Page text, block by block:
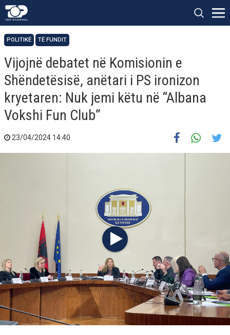
POLITIKË TË FUNDIT
Vijojnë debatet në Komisionin e
Shëndetësisë, anëtari i PS ironizon
kryetaren: Nuk jemi këtu në “Albana
Vokshi Fun Club”
23/04/2024 14:40